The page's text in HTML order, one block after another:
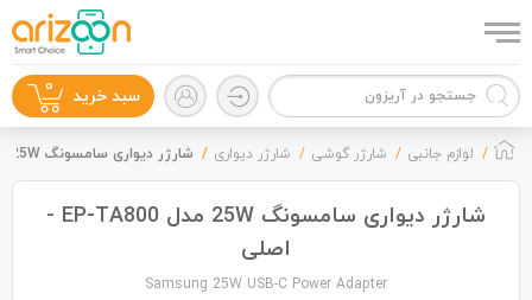
سبد خرید 0
لوازم جانبی شارژر گوشی شارژر دیواری شارژر دیواری سامسونگ 25W مدل EP-TA800 - اصلی
شارژر دیواری سامسونگ 25W مدل EP-TA800 -
اصلی
Samsung 25W USB-C Power Adapter